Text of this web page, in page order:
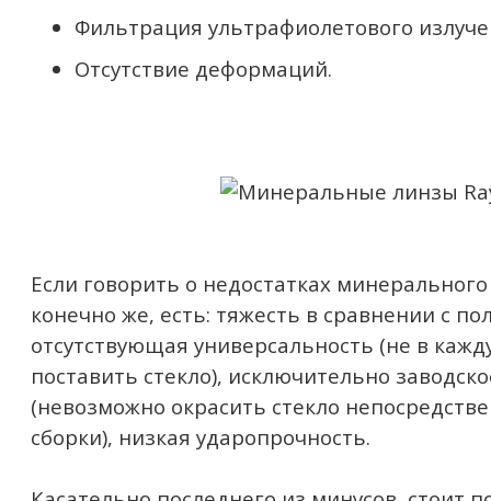
Фильтрация ультрафиолетового
Отсутствие деформаций.
Если говорить о недостатках
конечно же, есть: тяжесть в сравнении с
отсутствующая универсальность (не в
поставить стекло), исключительно
(невозможно окрасить стекло
сборки), низкая ударопрочность.